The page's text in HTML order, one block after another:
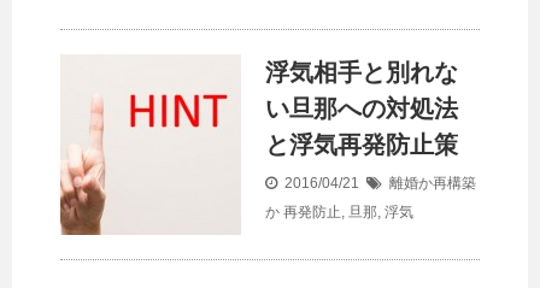
浮気相手と別れな
い旦那への対処法
と浮気再発防止策
2016/04/21
離婚か再構築
か 再発防止, 旦那, 浮気